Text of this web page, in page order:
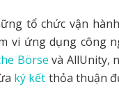
tổ chức vận
vi ứng dụng công
Börse và AllUnity,
ký kết thỏa thuận